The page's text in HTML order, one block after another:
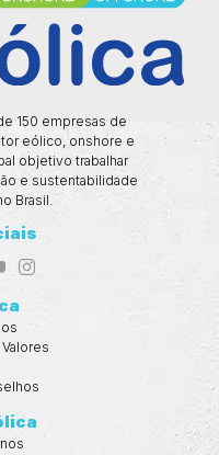
150 empresas de
eólico, onshore e
objetivo trabalhar
e sustentabilidade
Brasil.